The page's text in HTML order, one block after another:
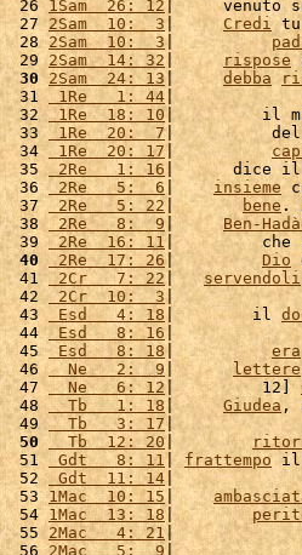
26 1Sam  26: 12 |     venuto
27 2Sam  10:  3 | Credi tu
28 2Sam  10:  3|
29 2Sam  14: 32 | rispose
30 2Sam  24: 13 | debba
31 1Re   1: 44 |
32 1Re  18: 10|         il
33
1Re  20:  7|
34
1Re  20: 17|
35 2Re   1: 16 |      dice
36 2Re   5:  6 | insieme
37
2Re   5: 22| bene .
38
2Re   8:  9 | Ben-
39 2Re  16: 11|         che
40
2Re  17: 26| Dio
41
2Cr   7: 22| servendoli
42
2Cr  10:  3|
43
Esd   4: 18 |        il
44 Esd   8: 16|
45 Esd   8: 18| era
46
  Ne   2:  9
| lettere
47
  Ne   6: 12
|         12]
48
  Tb   1: 18
| Giudea ,
49
  Tb   3: 17
|
50
  Tb  12: 20
|
51 Gdt   8: 11| frattempo
52 Gdt  11: 14 |
53 1Mac  10: 15 |
54 1Mac  13: 18|
55 2Mac   4: 21 |
56 2Mac   5:  9|